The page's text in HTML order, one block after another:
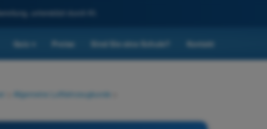
unterstützt durch KI.
Quiz Preise Sind Sie eine Schule? Kontakt
Allgemeine Luftfahrzeugkunde